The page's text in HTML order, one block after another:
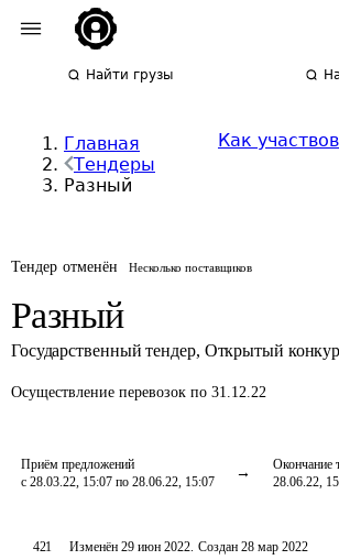
Найти грузы
Главная
Тендеры
Разный
Как
Тендер отменён Несколько поставщиков
Разный
Государственный тендер, Открытый
Осуществление перевозок по 31.12.22
Приём предложений
с 28.03.22, 15:07 по 28.06.22, 15:07
Окончание
28.06.22,
421 Изменён29 июн 2022. Создан 28 мар 2022